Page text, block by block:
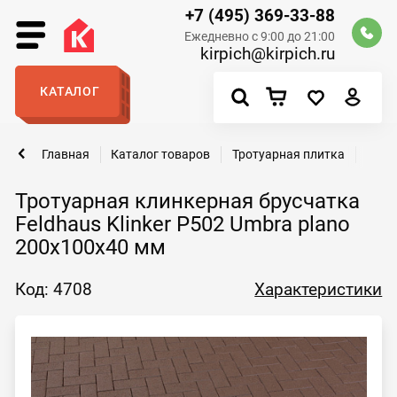
+7 (495) 369-33-88
Ежедневно с 9:00 до 21:00
kirpich@kirpich.ru
КАТАЛОГ
Тротуарная клинкерная брусчатка
Feldhaus Klinker P502 Umbra plano
200x100x40 мм
Главная Каталог товаров Тротуарная плитка
Код: 4708 Характеристики